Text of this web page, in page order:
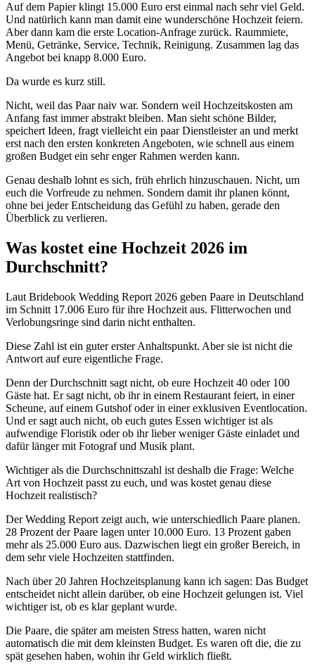
Auf dem Papier klingt 15.000 Euro erst einmal nach sehr viel Geld.
Und natürlich kann man damit eine wunderschöne Hochzeit feiern.
Aber dann kam die erste Location-Anfrage zurück. Raummiete,
Menü, Getränke, Service, Technik, Reinigung. Zusammen lag das
Angebot bei knapp 8.000 Euro.
Da wurde es kurz still.
Nicht, weil das Paar naiv war. Sondern weil Hochzeitskosten am
Anfang fast immer abstrakt bleiben. Man sieht schöne Bilder,
speichert Ideen, fragt vielleicht ein paar Dienstleister an und merkt
erst nach den ersten konkreten Angeboten, wie schnell aus einem
großen Budget ein sehr enger Rahmen werden kann.
Genau deshalb lohnt es sich, früh ehrlich hinzuschauen. Nicht, um
euch die Vorfreude zu nehmen. Sondern damit ihr planen könnt,
ohne bei jeder Entscheidung das Gefühl zu haben, gerade den
Überblick zu verlieren.
Was kostet eine Hochzeit 2026 im
Durchschnitt?
Laut Bridebook Wedding Report 2026 geben Paare in Deutschland
im Schnitt 17.006 Euro für ihre Hochzeit aus. Flitterwochen und
Verlobungsringe sind darin nicht enthalten.
Diese Zahl ist ein guter erster Anhaltspunkt. Aber sie ist nicht die
Antwort auf eure eigentliche Frage.
Denn der Durchschnitt sagt nicht, ob eure Hochzeit 40 oder 100
Gäste hat. Er sagt nicht, ob ihr in einem Restaurant feiert, in einer
Scheune, auf einem Gutshof oder in einer exklusiven Eventlocation.
Und er sagt auch nicht, ob euch gutes Essen wichtiger ist als
aufwendige Floristik oder ob ihr lieber weniger Gäste einladet und
dafür länger mit Fotograf und Musik plant.
Wichtiger als die Durchschnittszahl ist deshalb die Frage: Welche
Art von Hochzeit passt zu euch, und was kostet genau diese
Hochzeit realistisch?
Der Wedding Report zeigt auch, wie unterschiedlich Paare planen.
28 Prozent der Paare lagen unter 10.000 Euro. 13 Prozent gaben
mehr als 25.000 Euro aus. Dazwischen liegt ein großer Bereich, in
dem sehr viele Hochzeiten stattfinden.
Nach über 20 Jahren Hochzeitsplanung kann ich sagen: Das Budget
entscheidet nicht allein darüber, ob eine Hochzeit gelungen ist. Viel
wichtiger ist, ob es klar geplant wurde.
Die Paare, die später am meisten Stress hatten, waren nicht
automatisch die mit dem kleinsten Budget. Es waren oft die, die zu
spät gesehen haben, wohin ihr Geld wirklich fließt.